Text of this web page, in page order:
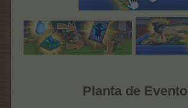
Planta de Evento